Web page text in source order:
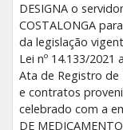
DESIGNA o
COSTALONGA
da legislação
Lei nº 14.133/2021
Ata de Registro de
e contratos
celebrado com a
DE